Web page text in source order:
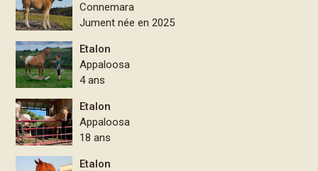
Connemara
Jument née en 2025
Etalon
Appaloosa
4 ans
Etalon
Appaloosa
18 ans
Etalon